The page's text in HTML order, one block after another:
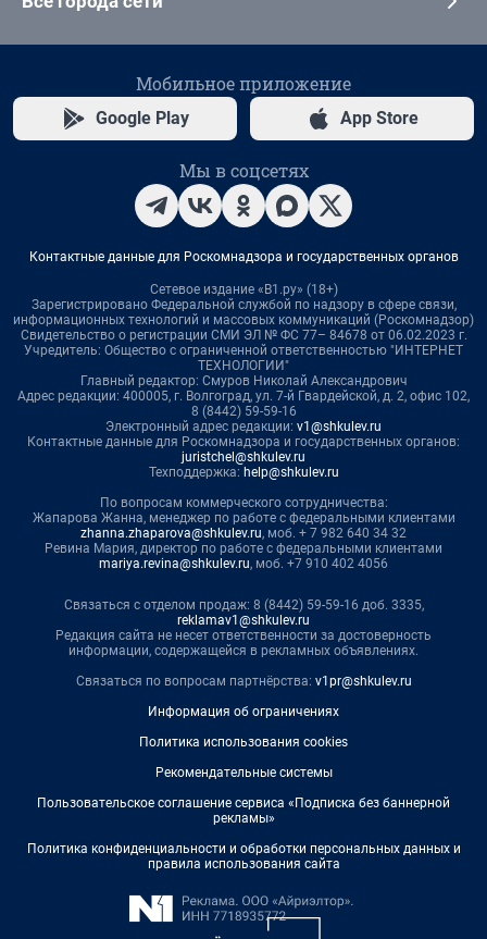
Мобильное приложение
Google Play App Store
Мы в соцсетях
Контактные данные для Роскомнадзора и государственных органов
Сетевое издание «В1.ру» (18+)
Зарегистрировано Федеральной службой по надзору в сфере связи,
информационных технологий и массовых коммуникаций (Роскомнадзор)
Свидетельство о регистрации СМИ ЭЛ № ФС 77– 84678 от 06.02.2023 г.
Учредитель: Общество с ограниченной ответственностью "ИНТЕРНЕТ
ТЕХНОЛОГИИ"
Главный редактор: Смуров Николай Александрович
Адрес редакции: 400005, г. Волгоград, ул. 7-й Гвардейской, д. 2, офис 102,
8 (8442) 59-59-16
Электронный адрес редакции: v1@shkulev.ru
Контактные данные для Роскомнадзора и государственных органов:
juristchel@shkulev.ru
Техподдержка: help@shkulev.ru
По вопросам коммерческого сотрудничества:
Жапарова Жанна, менеджер по работе с федеральными клиентами
zhanna.zhaparova@shkulev.ru, моб. + 7 982 640 34 32
Ревина Мария, директор по работе с федеральными клиентами
mariya.revina@shkulev.ru, моб. +7 910 402 4056
Связаться с отделом продаж: 8 (8442) 59-59-16 доб. 3335,
reklamav1@shkulev.ru
Редакция сайта не несет ответственности за достоверность
информации, содержащейся в рекламных объявлениях.
Связаться по вопросам партнёрства: v1pr@shkulev.ru
Информация об ограничениях
Политика использования cookies
Рекомендательные системы
Пользовательское соглашение сервиса «Подписка без баннерной
рекламы»
Политика конфиденциальности и обработки персональных данных и
правила использования сайта